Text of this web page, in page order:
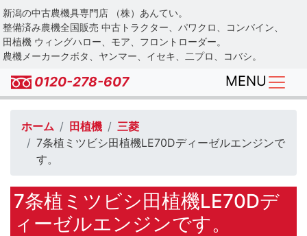
Skip
to
main
content
新潟の中古農機具専門店 （株）あんてい。
整備済み農機全国販売 中古トラクター、パワクロ、コンバイン、
田植機 ウィングハロー、モア、フロントローダー。
農機メーカークボタ、ヤンマー、イセキ、二プロ、コバシ。
0120-278-607 MENU
ホーム 田植機
三菱
7条植ミツビシ田植機LE70Dディーゼルエンジンで
す。
7条植ミツビシ田植機LE70Dデ
ィーゼルエンジンです。